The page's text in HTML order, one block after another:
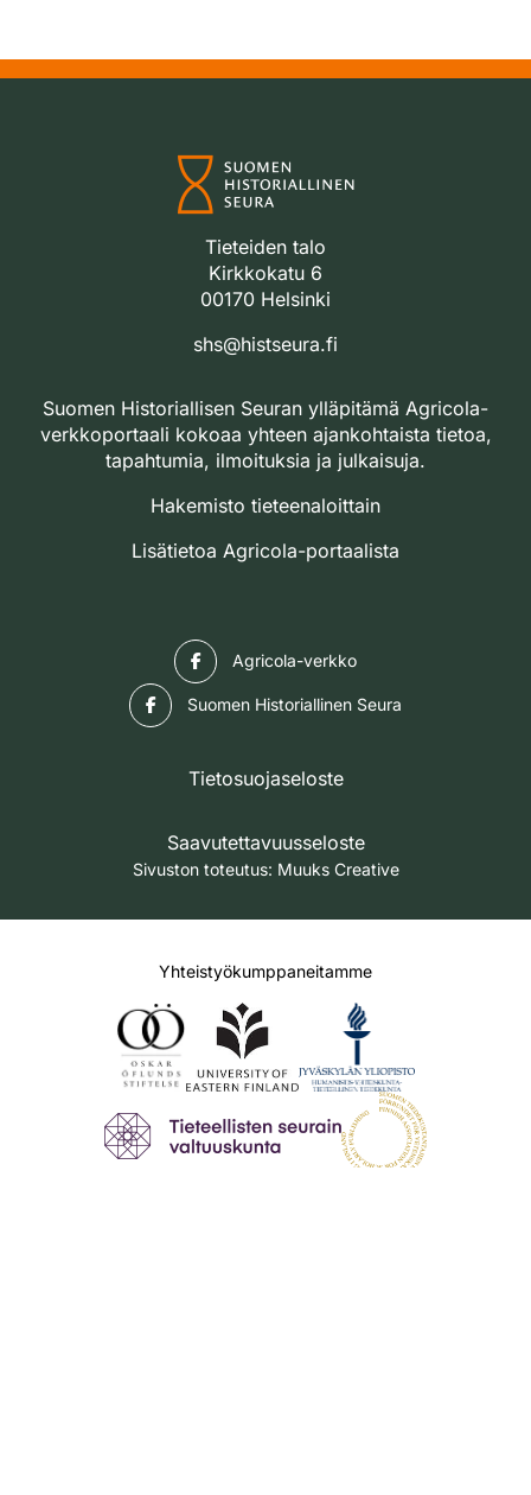
Tieteiden talo
Kirkkokatu 6
00170 Helsinki
shs@histseura.fi
Suomen Historiallisen Seuran ylläpitämä Agricola-
verkkoportaali kokoaa yhteen ajankohtaista tietoa,
tapahtumia, ilmoituksia ja julkaisuja.
Hakemisto tieteenaloittain
Lisätietoa Agricola-portaalista
Agricola-verkko
Suomen Historiallinen Seura
Tietosuojaseloste
Saavutettavuusseloste
Sivuston toteutus: Muuks Creative
Yhteistyökumppaneitamme